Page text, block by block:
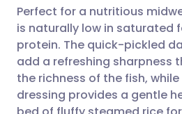
Teilen über
Link kopieren
🇸🇦 عربي
Perfect for a nutritious
is naturally low in saturated
protein. The quick-pickled
add a refreshing sharpness
the richness of the fish,
dressing provides a gentle